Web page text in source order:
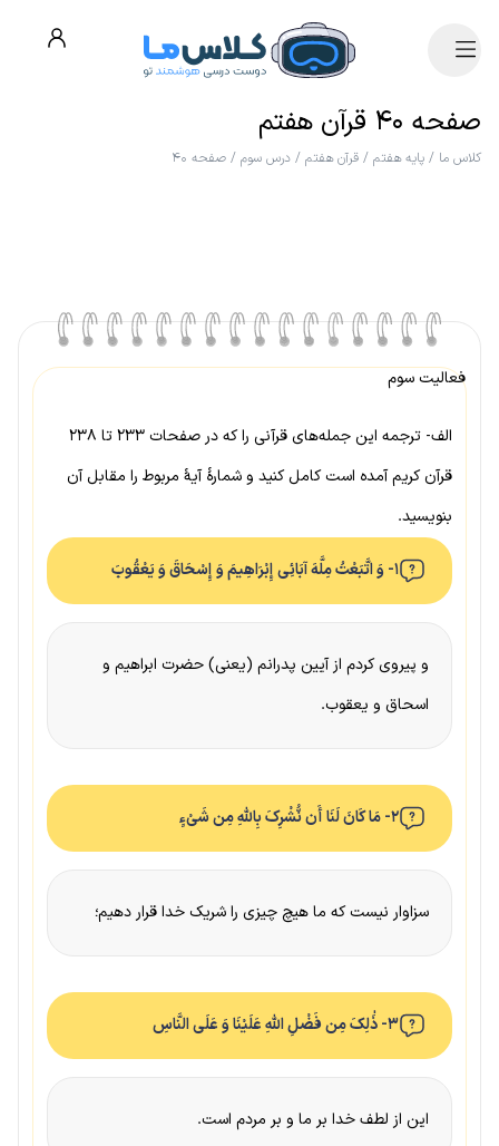
صفحه ۴۰ قرآن هفتم
کلاس ما / پایه هفتم / قرآن هفتم / درس سوم / صفحه ۴۰
فعالیت سوم
الف- ترجمه این جمله‌های قرآنی را که در صفحات ۲۳۳ تا ۲۳۸
قرآن کریم آمده است کامل کنید و شمارهٔ آیهٔ مربوط را مقابل آن
بنویسید.
۱- وَ اتَّبَعْتُ مِلَّهَ آبَائِی إِبْرَاهِیمَ وَ إِسْحَاقَ وَ یَعْقُوبَ
و پیروی کردم از آیین پدرانم (یعنی) حضرت ابراهیم و
اسحاق و یعقوب.
۲- مَا کَانَ لَنَا أَن نُّشْرِکَ بِاللَّهِ مِن شَیْءٍ
سزاوار نیست که ما هیچ چیزی را شریک خدا قرار دهیم؛
۳- ذَٰلِکَ مِن فَضْلِ اللَّهِ عَلَیْنَا وَ عَلَى النَّاسِ
این از لطف خدا بر ما و بر مردم است.